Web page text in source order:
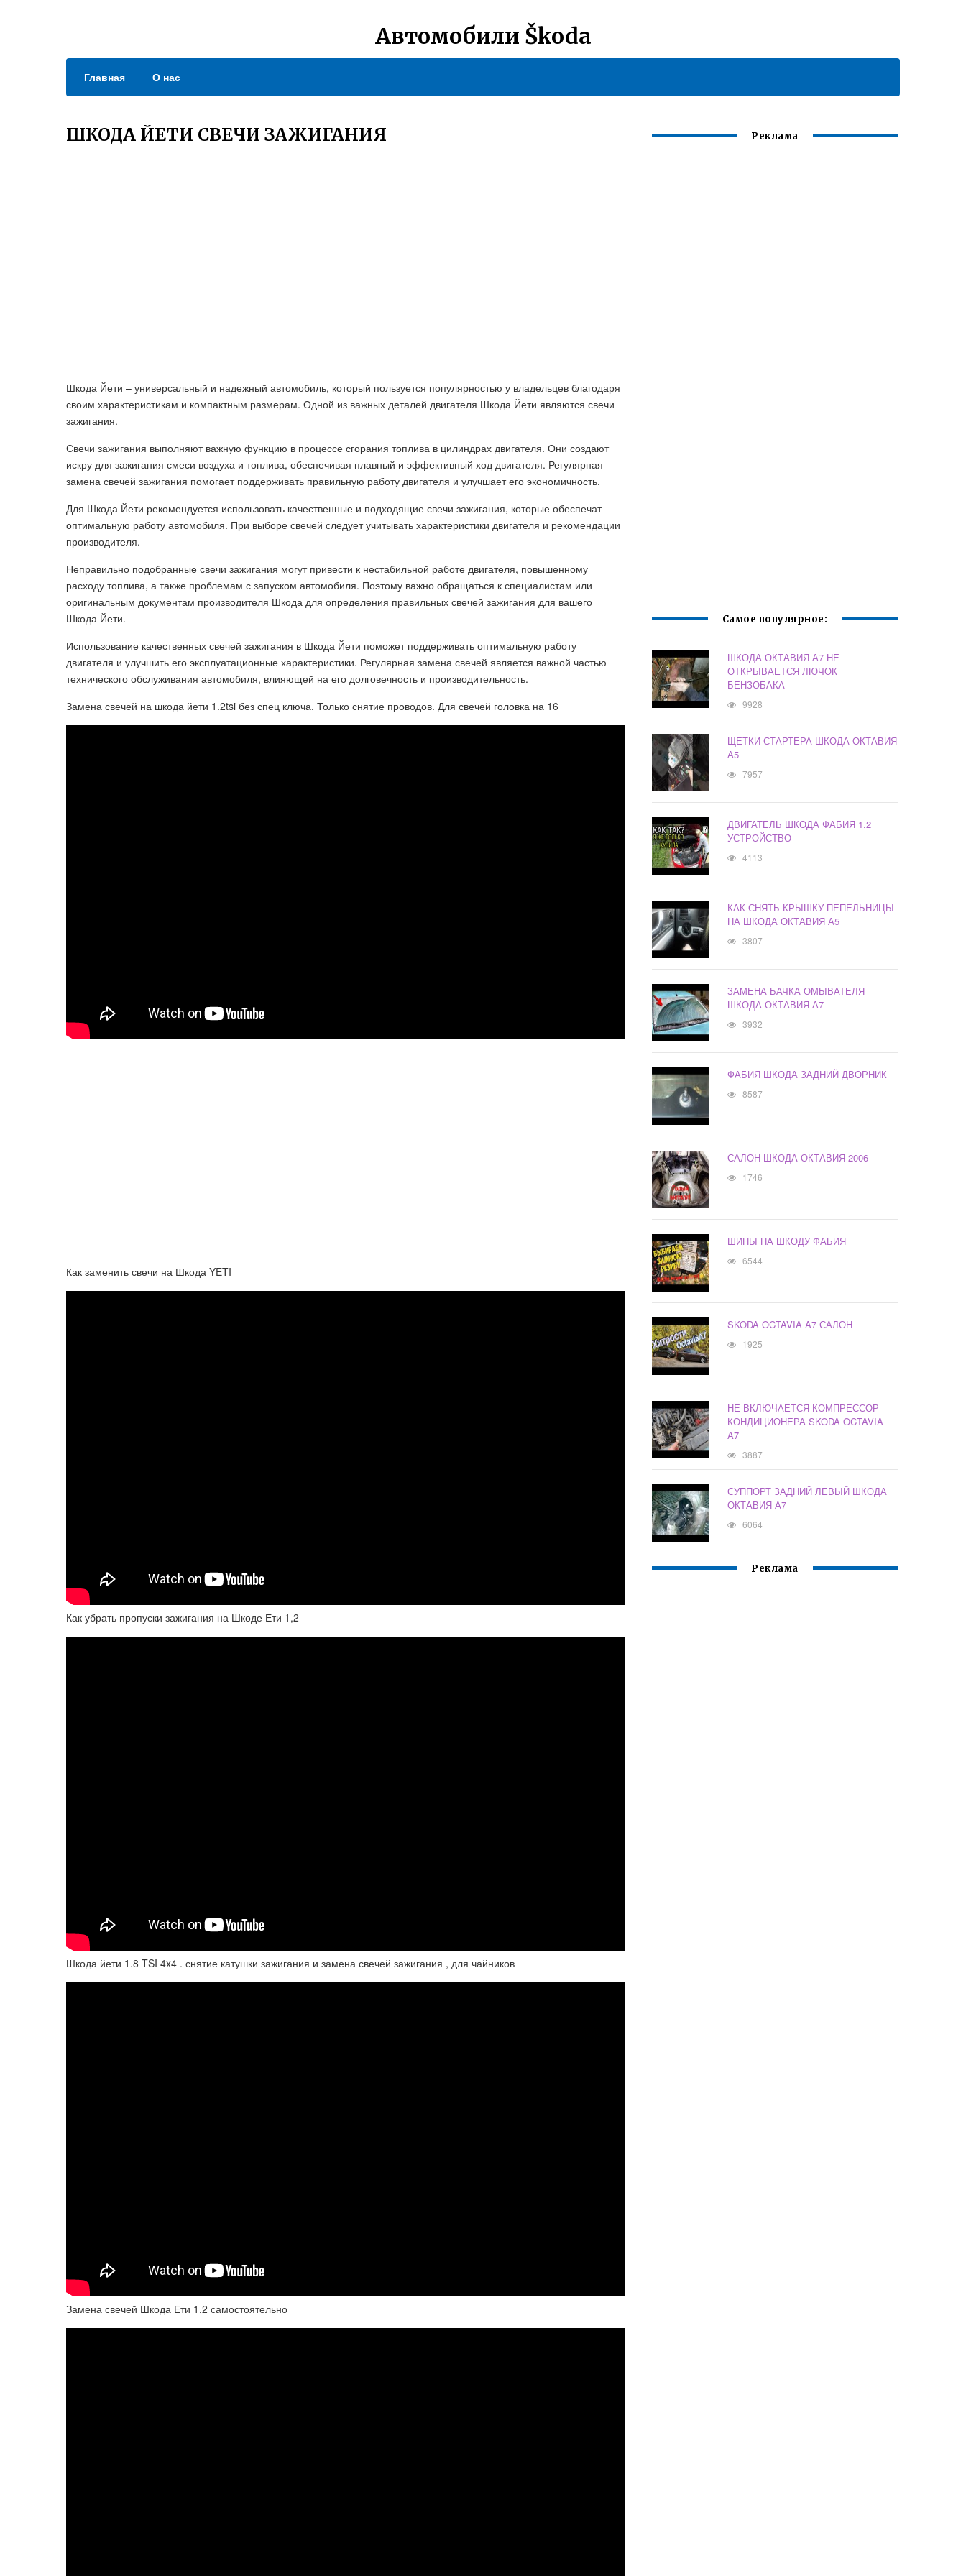
Автомобили Škoda
Главная О нас
ШКОДА ЙЕТИ СВЕЧИ ЗАЖИГАНИЯ
Шкода Йети – универсальный и надежный автомобиль, который пользуется популярностью у владельцев благодаря
своим характеристикам и компактным размерам. Одной из важных деталей двигателя Шкода Йети являются свечи
зажигания.
Свечи зажигания выполняют важную функцию в процессе сгорания топлива в цилиндрах двигателя. Они создают
искру для зажигания смеси воздуха и топлива, обеспечивая плавный и эффективный ход двигателя. Регулярная
замена свечей зажигания помогает поддерживать правильную работу двигателя и улучшает его экономичность.
Для Шкода Йети рекомендуется использовать качественные и подходящие свечи зажигания, которые обеспечат
оптимальную работу автомобиля. При выборе свечей следует учитывать характеристики двигателя и рекомендации
производителя.
Неправильно подобранные свечи зажигания могут привести к нестабильной работе двигателя, повышенному
расходу топлива, а также проблемам с запуском автомобиля. Поэтому важно обращаться к специалистам или
оригинальным документам производителя Шкода для определения правильных свечей зажигания для вашего
Шкода Йети.
Использование качественных свечей зажигания в Шкода Йети поможет поддерживать оптимальную работу
двигателя и улучшить его эксплуатационные характеристики. Регулярная замена свечей является важной частью
технического обслуживания автомобиля, влияющей на его долговечность и производительность.
Замена свечей на шкода йети 1.2tsi без спец ключа. Только снятие проводов. Для свечей головка на 16
Как заменить свечи на Шкода YETI
Как убрать пропуски зажигания на Шкоде Ети 1,2
Шкода йети 1.8 TSI 4x4 . снятие катушки зажигания и замена свечей зажигания , для чайников
Замена свечей Шкода Ети 1,2 самостоятельно
Реклама
Самое популярное:
ШКОДА ОКТАВИЯ А7 НЕ
ОТКРЫВАЕТСЯ ЛЮЧОК
БЕНЗОБАКА
9928
ЩЕТКИ СТАРТЕРА ШКОДА ОКТАВИЯ
А5
7957
ДВИГАТЕЛЬ ШКОДА ФАБИЯ 1.2
УСТРОЙСТВО
4113
КАК СНЯТЬ КРЫШКУ ПЕПЕЛЬНИЦЫ
НА ШКОДА ОКТАВИЯ А5
3807
ЗАМЕНА БАЧКА ОМЫВАТЕЛЯ
ШКОДА ОКТАВИЯ А7
3932
ФАБИЯ ШКОДА ЗАДНИЙ ДВОРНИК
8587
САЛОН ШКОДА ОКТАВИЯ 2006
1746
ШИНЫ НА ШКОДУ ФАБИЯ
6544
SKODA OCTAVIA A7 САЛОН
1925
НЕ ВКЛЮЧАЕТСЯ КОМПРЕССОР
КОНДИЦИОНЕРА SKODA OCTAVIA
A7
3887
СУППОРТ ЗАДНИЙ ЛЕВЫЙ ШКОДА
ОКТАВИЯ А7
6064
Реклама